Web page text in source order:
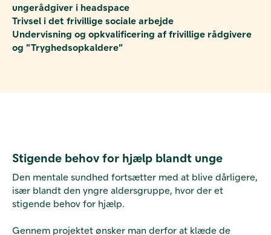
ungerådgiver i headspace
Trivsel i det frivillige sociale arbejde
Undervisning og opkvalificering af frivillige rådgivere
og ”Tryghedsopkaldere”
Stigende behov for hjælp blandt unge
Den mentale sundhed fortsætter med at blive dårligere,
især blandt den yngre aldersgruppe, hvor der et
stigende behov for hjælp.
Gennem projektet ønsker man derfor at klæde de